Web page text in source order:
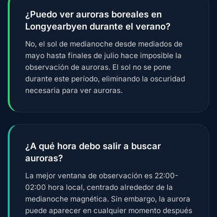
¿Puedo ver auroras boreales en
Longyearbyen durante el verano?
No, el sol de medianoche desde mediados de
mayo hasta finales de julio hace imposible la
observación de auroras. El sol no se pone
durante este período, eliminando la oscuridad
necesaria para ver auroras.
¿A qué hora debo salir a buscar
auroras?
La mejor ventana de observación es 22:00-
02:00 hora local, centrado alrededor de la
medianoche magnética. Sin embargo, la aurora
puede aparecer en cualquier momento después